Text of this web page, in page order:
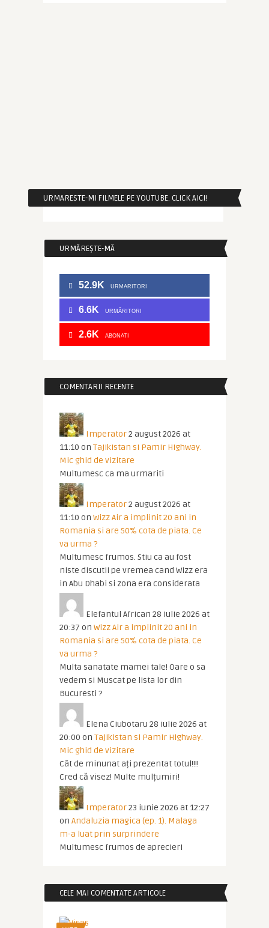
URMARESTE-MI FILMELE PE YOUTUBE. CLICK AICI!
URMĂREȘTE-MĂ
52.9K URMARITORI
6.6K URMĂRITORI
2.6K ABONATI
COMENTARII RECENTE
Imperator2 august 2026 at
11:10 on Tajikistan si Pamir Highway.
Mic ghid de vizitare
Multumesc ca ma urmariti
Imperator2 august 2026 at
11:10 on Wizz Air a implinit 20 ani in
Romania si are 50% cota de piata. Ce
va urma ?
Multumesc frumos. Stiu ca au fost
niste discutii pe vremea cand Wizz era
in Abu Dhabi si zona era considerata
Elefantul African 28 iulie 2026 at
20:37 on Wizz Air a implinit 20 ani in
Romania si are 50% cota de piata. Ce
va urma ?
Multa sanatate mamei tale! Oare o sa
vedem si Muscat pe lista lor din
Bucuresti ?
Elena Ciubotaru 28 iulie 2026 at
20:00 on Tajikistan si Pamir Highway.
Mic ghid de vizitare
Cât de minunat ați prezentat totul!!!!
Cred că visez! Multe mulțumiri!
Imperator23 iunie 2026 at 12:27
on Andaluzia magica (ep. 1). Malaga
m-a luat prin surprindere
Multumesc frumos de aprecieri
CELE MAI COMENTATE ARTICOLE